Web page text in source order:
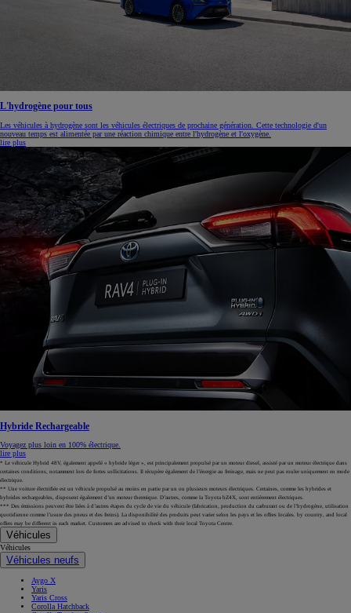
L'hydrogène pour tous
Les véhicules à hydrogène sont les véhicules électriques de prochaine génération. Cette technologie d'un
nouveau temps est alimentée par une réaction chimique entre l'hydrogène et l'oxygène.
lire plus
Hybride Rechargeable
Voyagez plus loin en 100% électrique.
lire plus
* Le véhicule Hybrid 48V, également appelé « hybride léger », est principalement propulsé par un moteur diesel, assisté par un moteur électrique dans
certaines conditions, notamment lors de fortes sollicitations. Il récupère également de l’énergie au freinage, mais ne peut pas rouler uniquement en mode
électrique.
** Une voiture électrifiée est un véhicule propulsé au moins en partie par un ou plusieurs moteurs électriques. Certaines, comme les hybrides et
hybrides rechargeables, disposent également d’un moteur thermique. D’autres, comme la Toyota bZ4X, sont entièrement électriques.
*** Des émissions peuvent être liées à d’autres étapes du cycle de vie du véhicule (fabrication, production du carburant ou de l’hydrogène, utilisation
quotidienne comme l’usure des pneus et des freins). La disponibilité des produits peut varier selon les pays et les offres locales. by country, and local
offers may be different in each market. Customers are advised to check with their local Toyota Centre.
Véhicules
Véhicules
Véhicules neufs
Aygo X
Yaris
Yaris Cross
Corolla Hatchback